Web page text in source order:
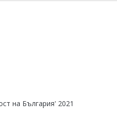
на България' 2021